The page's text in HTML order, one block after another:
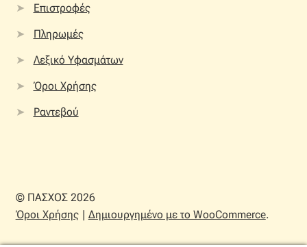
Επιστροφές
Πληρωμές
Λεξικό Υφασμάτων
Όροι Χρήσης
Ραντεβού
© ΠΑΣΧΟΣ 2026
Όροι Χρήσης
Δημιουργημένο με το WooCommerce.